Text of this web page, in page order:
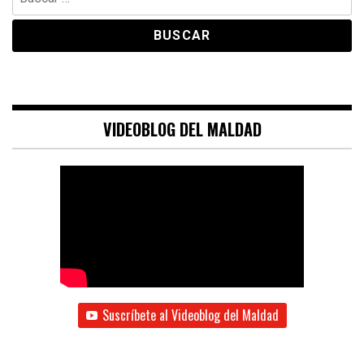
VIDEOBLOG DEL MALDAD
Suscríbete al Videoblog del Maldad